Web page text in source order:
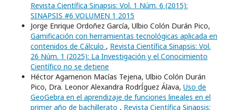
Revista Científica Sinapsis: Vol. 1 Núm. 6 (2015):
SINAPSIS #6 VOLUMEN 1 2015
Jorge Enrique Ordoñez García, Ulbio Colón Durán Pico,
Gamificación con herramientas tecnológicas aplicada en
contenidos de Cálculo , Revista Científica Sinapsis: Vol.
26 Núm. 1 (2025): La Investigación y el Conocimiento
Científico no se detiene
Héctor Agamenon Macías Tejena, Ulbio Colón Durán
Pico, Dra. Leonor Alexandra RodrÍguez Álava, Uso de
GeoGebra en el aprendizaje de funciones lineales en el
primer año de bachillerato , Revista Científica Sinapsis: